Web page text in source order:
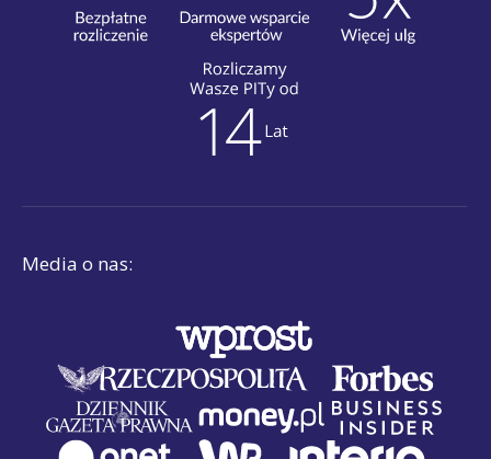
Media o nas: